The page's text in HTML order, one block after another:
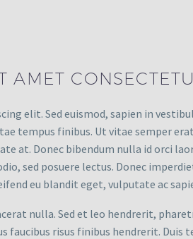
AMET
elit. Sed euismod, sapien in
tempus finibus. Ut vitae semper
at. Donec bibendum nulla id orci
sed posuere lectus. Donec
eu blandit eget, vulputate ac
nulla. Sed et leo hendrerit,
faucibus risus finibus hendrerit.